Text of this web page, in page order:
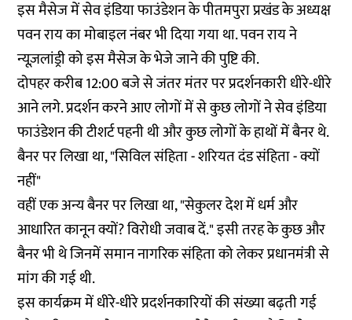
इस मैसेज में सेव इंडिया फाउंडेशन के पीतमपुरा प्रखंड के अध्यक्ष
पवन राय का मोबाइल नंबर भी दिया गया था. पवन राय ने
न्यूज़लांड्री को इस मैसेज के भेजे जाने की पुष्टि की.
दोपहर करीब 12:00 बजे से जंतर मंतर पर प्रदर्शनकारी धीरे-धीरे
आने लगे. प्रदर्शन करने आए लोगों में से कुछ लोगों ने सेव इंडिया
फाउंडेशन की टीशर्ट पहनी थी और कुछ लोगों के हाथों में बैनर थे.
बैनर पर लिखा था, "सिविल संहिता - शरियत दंड संहिता - क्यों
नहीं"
वहीं एक अन्य बैनर पर लिखा था, "सेकुलर देश में धर्म और
आधारित कानून क्यों? विरोधी जवाब दें." इसी तरह के कुछ और
बैनर भी थे जिनमें समान नागरिक संहिता को लेकर प्रधानमंत्री से
मांग की गई थी.
इस कार्यक्रम में धीरे-धीरे प्रदर्शनकारियों की संख्या बढ़ती गई